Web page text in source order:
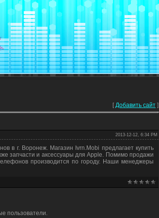
[ Добавить сайт ]
2013-12-12, 6:34 PM
в г. Воронеж. Магазин Ivrn.Mobi предлагает купить
запчасти и аксессуары для Apple. Помимо продажи
производится по городу. Наши менеджеры
пользователи.